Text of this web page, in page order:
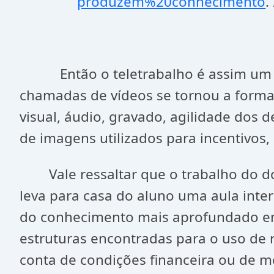
Então o teletrabalho é assim um
chamadas de vídeos se tornou a
visual, áudio, gravado, agilidade dos
de imagens utilizados para
Vale ressaltar que o trabalho do
leva para casa do aluno uma aula
do conhecimento mais aprofundado
estruturas encontradas para o uso
conta de condições financeira ou de